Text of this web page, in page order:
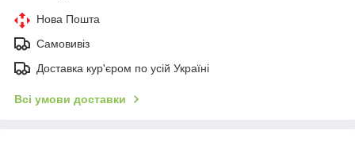
Нова Пошта
Самовивіз
Доставка кур'єром по усій Україні
Всі умови доставки